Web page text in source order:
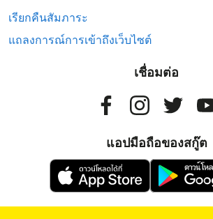
เรียกคืนสัมภาระ
แถลงการณ์การเข้าถึงเว็บไซต์
เชื่อมต่อ
แอปมือถือของสกู๊ต